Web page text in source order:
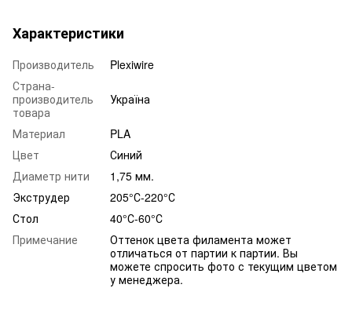
Характеристики
Производитель
Plexiwire
Страна-
производитель
товара
Україна
Материал
PLA
Цвет
Синий
Диаметр нити
1,75 мм.
Экструдер
205°С-220°С
Стол
40°С-60°С
Примечание
Оттенок цвета филамента может
отличаться от партии к партии. Вы
можете спросить фото с текущим цветом
у менеджера.